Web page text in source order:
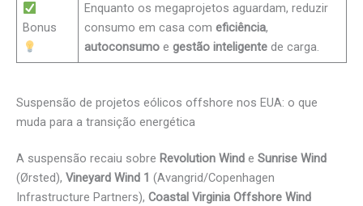
Bonus
Enquanto os megaprojetos aguardam, reduzir
consumo em casa comeficiência,
autoconsumo egestão inteligente de carga.
Suspensão de projetos eólicos offshore nos EUA: o que
muda para a transição energética
A suspensão recaiu sobre Revolution Wind e Sunrise Wind
(Ørsted), Vineyard Wind 1 (Avangrid/Copenhagen
Infrastructure Partners), Coastal Virginia Offshore Wind